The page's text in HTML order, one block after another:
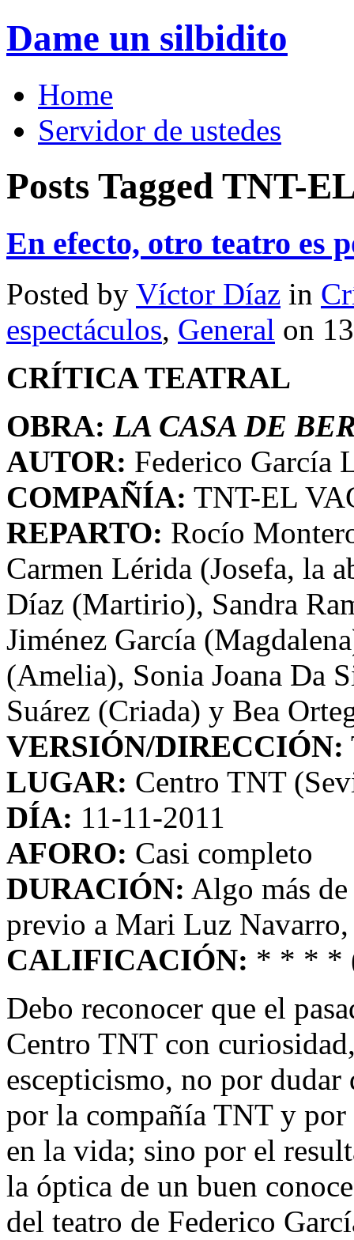
Dame un silbidito
Home
Servidor de ustedes
Posts Tagged TNT-
En efecto, otro teatro es
Posted by Víctor Díaz in
espectáculos, General on
CRÍTICA TEATRAL
OBRA: LA CASA DE
AUTOR: Federico García
COMPAÑÍA: TNT-EL
REPARTO: Rocío
Carmen Lérida (Josefa, la
Díaz (Martirio), Sandra
Jiménez García
(Amelia), Sonia Joana Da
Suárez (Criada) y Bea
VERSIÓN/DIRECCIÓN:
LUGAR: Centro TNT
DÍA: 11-11-2011
AFORO: Casi completo
DURACIÓN: Algo más
previo a Mari Luz
CALIFICACIÓN: * * * *
Debo reconocer que el
Centro TNT con
escepticismo, no por dudar
por la compañía TNT y por
en la vida; sino por el
la óptica de un buen
del teatro de Federico